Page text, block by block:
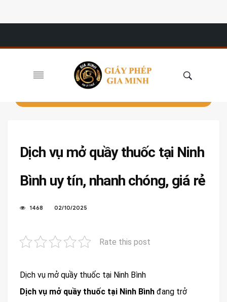
Dịch vụ mở quầy thuốc tại Ninh
Bình uy tín, nhanh chóng, giá rẻ
1468 02/10/2025
Rate this post
Dịch vụ mở quầy thuốc tại Ninh Bình
Dịch vụ mở quầy thuốc tại Ninh Bình đang trở